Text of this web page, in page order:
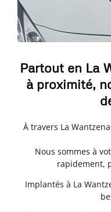
Partout en La
à proximité,
À travers La
Nous sommes à
rapidement,
Implantés à La